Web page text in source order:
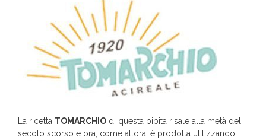
La ricetta TOMARCHIO di questa bibita risale alla metà del
secolo scorso e ora, come allora, è prodotta utilizzando